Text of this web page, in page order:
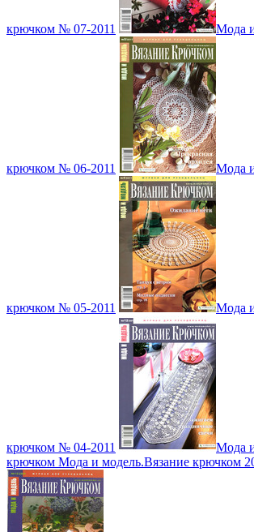
крючком № 07-2011 Мода
крючком № 06-2011 Мода
крючком № 05-2011 Мода
крючком № 04-2011
Мода
крючком Мода и модель.Вязание крючком